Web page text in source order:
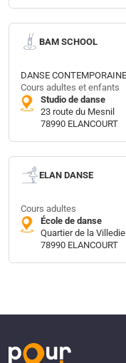
BAM SCHOOL
DANSE
Cours adultes et enfants
Studio de danse
23 route du Mesnil
78990 ELANCOURT
ELAN DANSE
Cours adultes
École de danse
Quartier de la
78990 ELANCOURT